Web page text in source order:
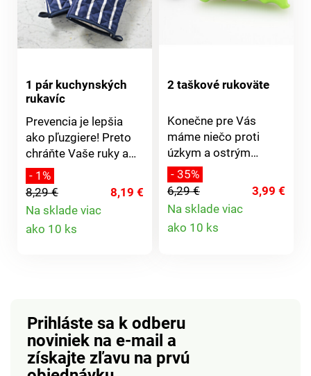
plechmi na pečenie.
Mäkké polstrovanie +
zásterou, prestieraním
a obrusmi. Možno
prať pri 30 °C.
1 pár kuchynských
rukavíc
Prevencia je lepšia
ako pľuzgiere! Preto
chráňte Vaše ruky a
predlaktia pred
popáleninami od rúry
alebo grilu. Extra dlhé
+ polstrované.
Tepelne izolačné.
- 1%
8,29 €
8,19 €
Na sklade viac
ako 10 ks
2 taškové rukoväte
Konečne pre Vás
máme niečo proti
úzkym a ostrým
uchám na látkových a
igelikových taškách
alebo sieťkach. 2
ergonomické a mäkké
rukoväti, ktoré stačí
- 35%
6,29 €
3,99 €
Na sklade viac
ako 10 ks
Prihláste sa k odberu
noviniek na e-mail a
získajte zľavu na prvú